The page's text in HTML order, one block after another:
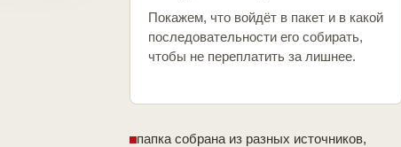
Покажем, что войдёт в пакет и в какой
последовательности его собирать,
чтобы не переплатить за лишнее.
папка собрана из разных источников,